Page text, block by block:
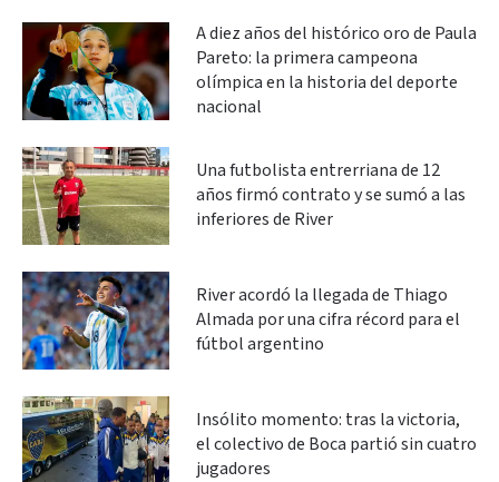
A diez años del histórico oro de Paula
Pareto: la primera campeona
olímpica en la historia del deporte
nacional
Una futbolista entrerriana de 12
años firmó contrato y se sumó a las
inferiores de River
River acordó la llegada de Thiago
Almada por una cifra récord para el
fútbol argentino
Insólito momento: tras la victoria,
el colectivo de Boca partió sin cuatro
jugadores